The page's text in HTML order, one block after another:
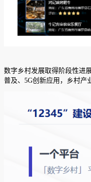
数字乡村发展取得阶段性进
普及、5G创新应用，乡村产